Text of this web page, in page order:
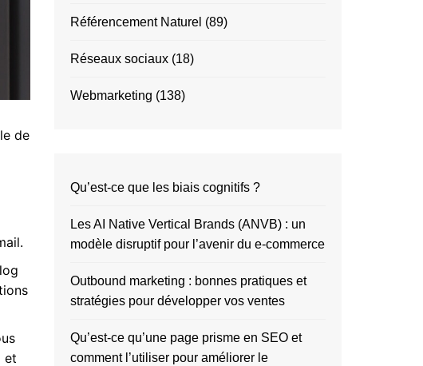
de
et
Référencement Naturel (89)
Réseaux sociaux (18)
Webmarketing (138)
Qu’est-ce que les biais cognitifs ?
Les AI Native Vertical Brands (ANVB) : un
modèle disruptif pour l’avenir du e-commerce
Outbound marketing : bonnes pratiques et
stratégies pour développer vos ventes
Qu’est-ce qu’une page prisme en SEO et
comment l’utiliser pour améliorer le